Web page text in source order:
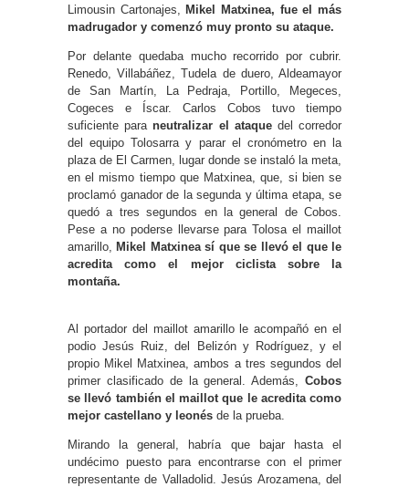
Limousin Cartonajes, Mikel Matxinea, fue el más
madrugador y comenzó muy pronto su ataque.
Por delante quedaba mucho recorrido por cubrir.
Renedo, Villabáñez, Tudela de duero, Aldeamayor
de San Martín, La Pedraja, Portillo, Megeces,
Cogeces e Íscar. Carlos Cobos tuvo tiempo
suficiente paraneutralizar el ataquedel corredor
del equipo Tolosarra y parar el cronómetro en la
plaza de El Carmen, lugar donde se instaló la meta,
en el mismo tiempo que Matxinea, que, si bien se
proclamó ganador de la segunda y última etapa, se
quedó a tres segundos en la general de Cobos.
Pese a no poderse llevarse para Tolosa el maillot
amarillo, Mikel Matxinea sí que se llevó el que le
acredita como el mejor ciclista sobre la
montaña.
Al portador del maillot amarillo le acompañó en el
podio Jesús Ruiz, del Belizón y Rodríguez, y el
propio Mikel Matxinea, ambos a tres segundos del
primer clasificado de la general. Además, Cobos
se llevó también el maillot que le acredita como
mejor castellano y leonés de la prueba.
Mirando la general, habría que bajar hasta el
undécimo puesto para encontrarse con el primer
representante de Valladolid. Jesús Arozamena, del